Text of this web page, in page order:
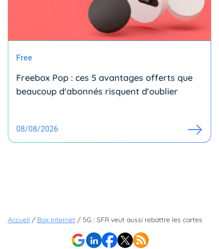
Free
Freebox Pop : ces 5 avantages offerts que
beaucoup d'abonnés risquent d'oublier
08/08/2026
Accueil / Box internet / 5G : SFR veut aussi rebattre les cartes